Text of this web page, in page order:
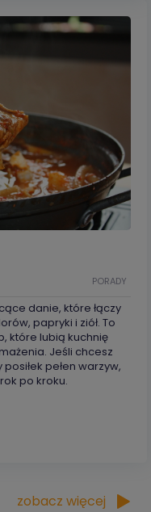
PORADY
danie, które łączy
papryki i ziół. To
które lubią kuchnię
Jeśli chcesz
pełen warzyw,
po kroku.
zobacz więcej